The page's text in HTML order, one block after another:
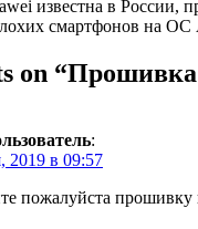
известна в России,
смартфонов на
on “Прошивка
:
2019 в 09:57
пожалуйста прошивку